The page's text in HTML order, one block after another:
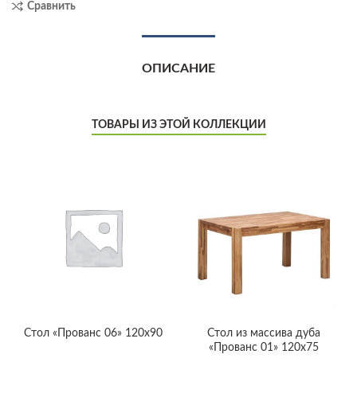
Сравнить
ОПИСАНИЕ
ТОВАРЫ ИЗ ЭТОЙ КОЛЛЕКЦИИ
Cтол «Прованс 06» 120х90
Cтол из массива дуба
«Прованс 01» 120х75